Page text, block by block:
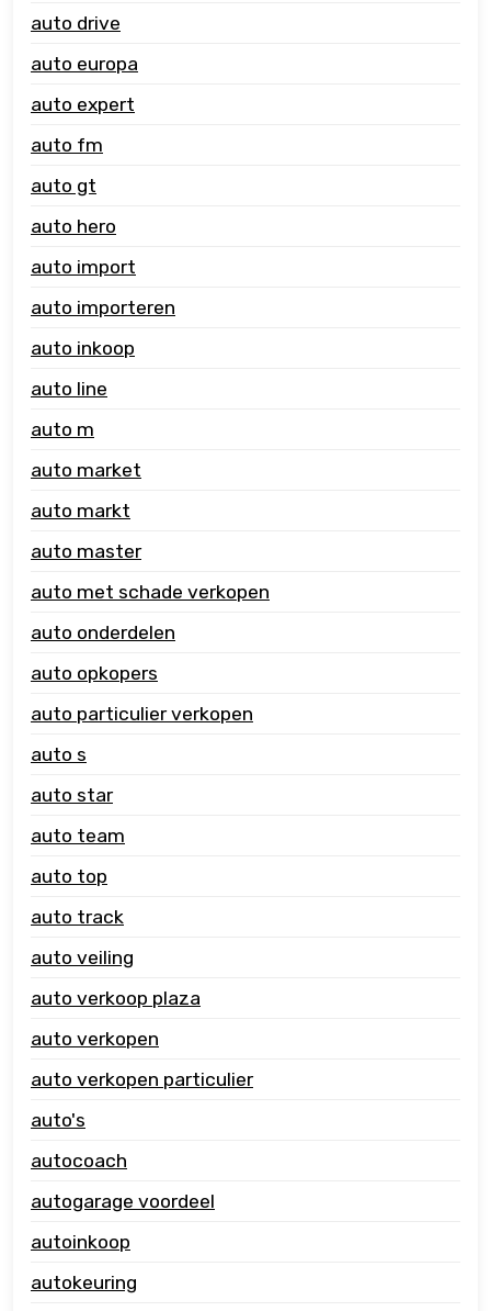
auto drive
auto europa
auto expert
auto fm
auto gt
auto hero
auto import
auto importeren
auto inkoop
auto line
auto m
auto market
auto markt
auto master
auto met schade verkopen
auto onderdelen
auto opkopers
auto particulier verkopen
auto s
auto star
auto team
auto top
auto track
auto veiling
auto verkoop plaza
auto verkopen
auto verkopen particulier
auto's
autocoach
autogarage voordeel
autoinkoop
autokeuring